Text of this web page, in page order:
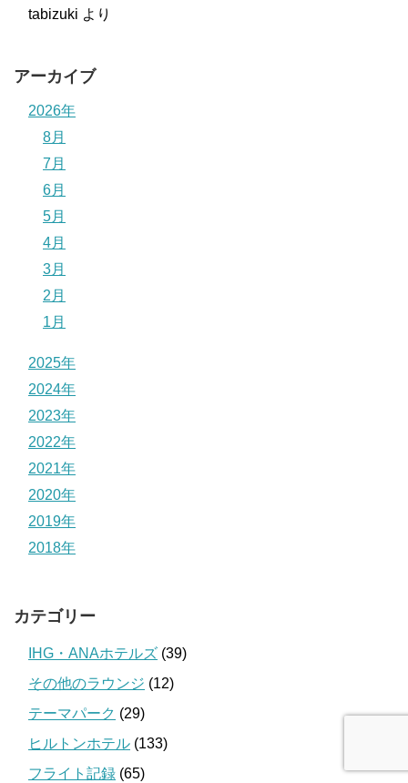
tabizuki より
アーカイブ
2026年
8月
7月
6月
5月
4月
3月
2月
1月
2025年
2024年
2023年
2022年
2021年
2020年
2019年
2018年
カテゴリー
IHG・ANAホテルズ (39)
その他のラウンジ (12)
テーマパーク (29)
ヒルトンホテル (133)
フライト記録 (65)